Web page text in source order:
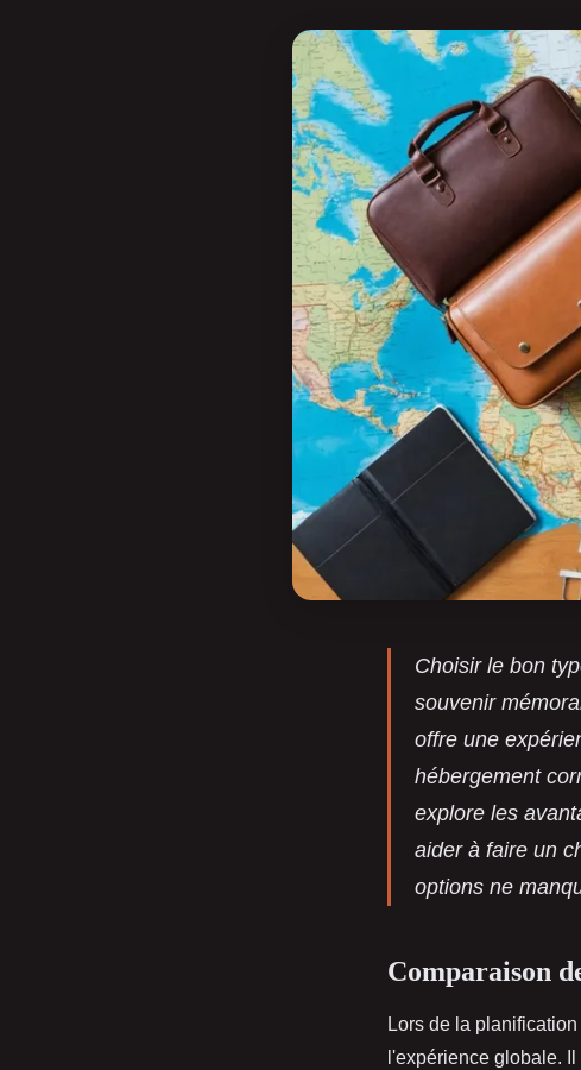
Choisir le bon
souvenir
offre une
hébergement
explore les
aider à faire un
options ne
Comparaison
Lors de la
l'expérience globale.